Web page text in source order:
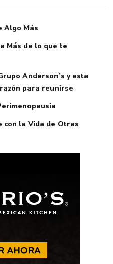
Algo Más
Más de lo que te
Anderson’s y esta
para reunirse
con la Vida de Otras